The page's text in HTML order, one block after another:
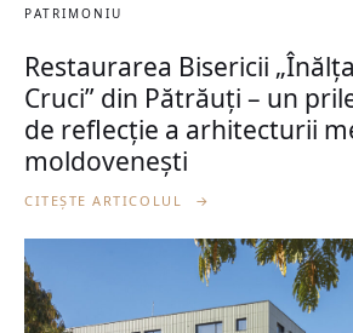
PATRIMONIU
Restaurarea Bisericii
Cruci” din Pătrăuți – un
de reflecție a arhitecturii
moldovenești
CITEȘTE ARTICOLUL →